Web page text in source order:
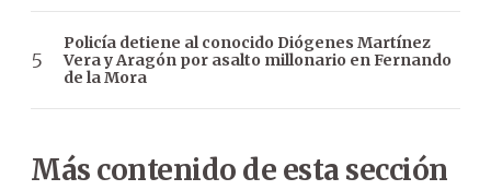
Policía detiene al conocido Diógenes Martínez
Vera y Aragón por asalto millonario en Fernando
de la Mora
Más contenido de esta sección